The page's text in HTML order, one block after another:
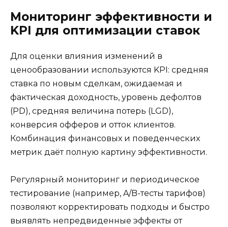
Мониторинг эффективности и
KPI для оптимизации ставок
Для оценки влияния изменений в
ценообразовании используются KPI: средняя
ставка по новым сделкам, ожидаемая и
фактическая доходность, уровень дефолтов
(PD), средняя величина потерь (LGD),
конверсия офферов и отток клиентов.
Комбинация финансовых и поведенческих
метрик даёт полную картину эффективности.
Регулярный мониторинг и периодическое
тестирование (например, A/B-тесты тарифов)
позволяют корректировать подходы и быстро
выявлять непредвиденные эффекты от